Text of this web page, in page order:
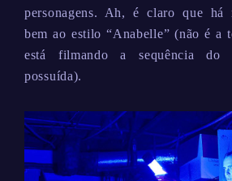
personagens. Ah, é claro que há
bem ao estilo “Anabelle” (não é a
está filmando a sequência do
possuída).